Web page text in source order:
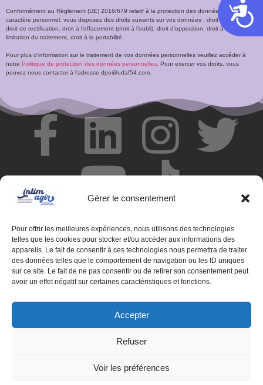
Gérer le consentement
Pour offrir les meilleures expériences, nous utilisons des technologies
telles que les cookies pour stocker et/ou accéder aux informations des
appareils. Le fait de consentir à ces technologies nous permettra de traiter
des données telles que le comportement de navigation ou les ID uniques
sur ce site. Le fait de ne pas consentir ou de retirer son consentement peut
avoir un effet négatif sur certaines caractéristiques et fonctions.
Accepter
Refuser
Voir les préférences
Conformément au Règlement (UE) 2016/679 relatif à la protection des données à
caractère personnel, vous disposez des droits suivants sur vos données : droit d’accès,
droit de rectification, droit à l’effacement (droit à l’oubli), droit d’opposition, droit à la
limitation du traitement, droit à la portabilité.
Pour plus d’information sur le traitement de vos données personnelles veuillez accéder à
notre Politique de protection des données personnelles . Pour exercer vos droits, vous
pouvez nous contacter à l’adresse dpo@udaf54.com.
© Centre de ressources INTIMAGIR Grand Est – 124 rue de
Newcastle 54000 NANCY
Mentions légales
Politique de confidentialité